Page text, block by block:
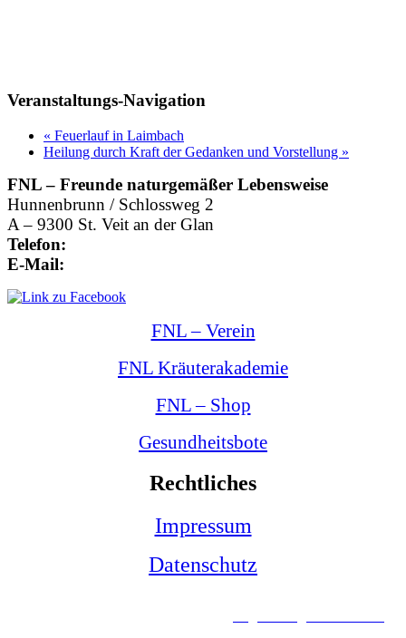
Veranstaltungs-Navigation
« Feuerlauf in Laimbach
Heilung durch Kraft der Gedanken und Vorstellung »
FNL – Freunde naturgemäßer Lebensweise
Hunnenbrunn / Schlossweg 2
A – 9300 St. Veit an der Glan
Telefon:
E-Mail:
FNL – Verein
FNL Kräuterakademie
FNL – Shop
Gesundheitsbote
Rechtliches
Impressum
Datenschutz